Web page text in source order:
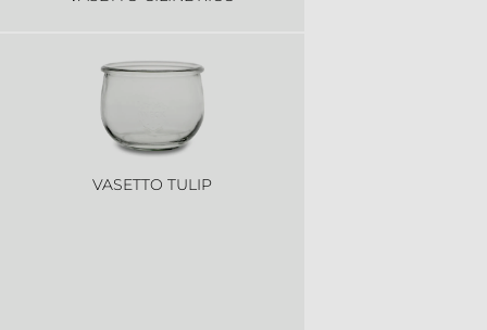
VASETTO TULIP